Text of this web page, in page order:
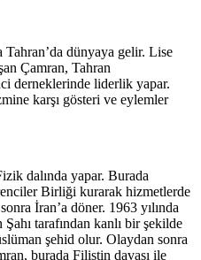
Tahran’da dünyaya gelir. Lise
Çamran, Tahran
derneklerinde liderlik yapar.
karşı gösteri ve eylemler
dalında yapar. Burada
Birliği kurarak hizmetlerde
İran’a döner. 1963 yılında
Şahı tarafından kanlı bir şekilde
şehid olur. Olaydan sonra
burada Filistin davası ile